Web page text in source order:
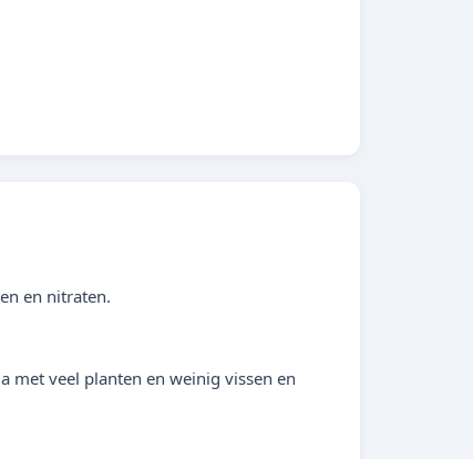
en nitraten.
met veel planten en weinig vissen en